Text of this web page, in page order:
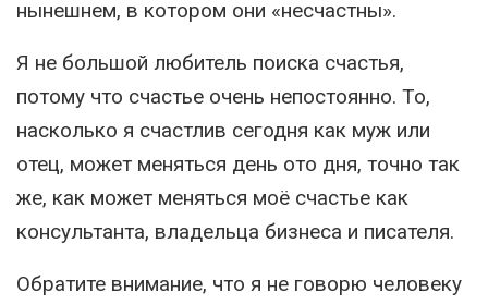
нынешнем, в котором они «несчастны».
Я не большой любитель поиска счастья,
потому что счастье очень непостоянно. То,
насколько я счастлив сегодня как муж или
отец, может меняться день ото дня, точно так
же, как может меняться моё счастье как
консультанта, владельца бизнеса и писателя.
Обратите внимание, что я не говорю человеку